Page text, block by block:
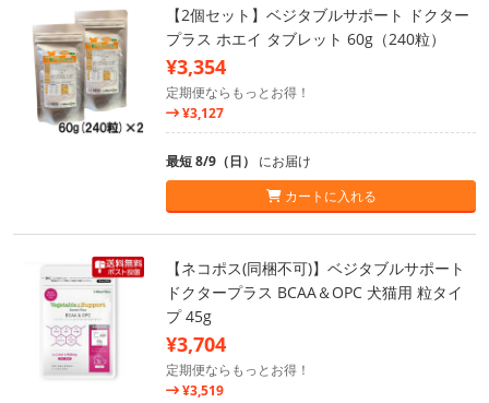
【2個セット】ベジタブルサポート ドクター
プラス ホエイ タブレット 60g（240粒）
¥3,354
定期便ならもっとお得！
¥3,127
最短 8/9（日） にお届け
カートに入れる
【ネコポス(同梱不可)】ベジタブルサポート
ドクタープラス BCAA＆OPC 犬猫用 粒タイ
プ 45g
¥3,704
定期便ならもっとお得！
¥3,519